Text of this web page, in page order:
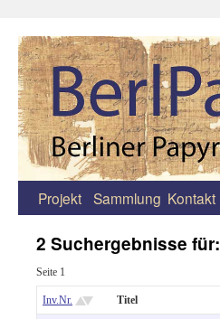
Zum
springen
Projekt Sammlung Kontakt
2 Suchergebnisse für:
Seite 1
Inv.Nr. Titel